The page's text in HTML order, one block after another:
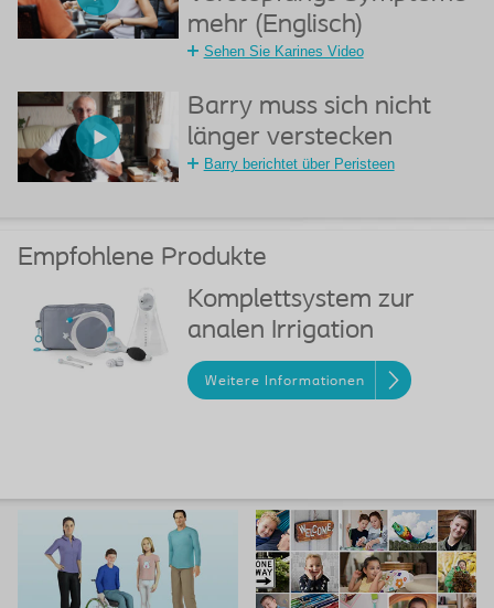
mehr (Englisch)
Sehen Sie Karines Video
Barry muss sich nicht
länger verstecken
Barry berichtet über Peristeen
Empfohlene Produkte
Komplettsystem zur
analen Irrigation
Weitere Informationen